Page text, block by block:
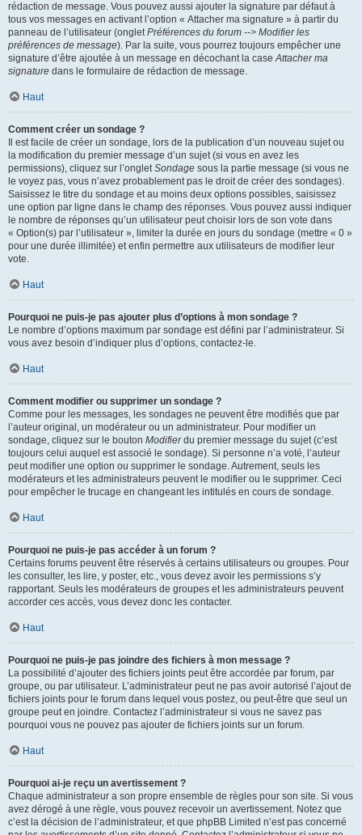
rédaction de message. Vous pouvez aussi ajouter la signature par défaut à
tous vos messages en activant l’option « Attacher ma signature » à partir du
panneau de l’utilisateur (ongletPréférences du forum --> Modifier les
préférences de message). Par la suite, vous pourrez toujours empêcher une
signature d’être ajoutée à un message en décochant la caseAttacher ma
signature dans le formulaire de rédaction de message.
Haut
Comment créer un sondage ?
Il est facile de créer un sondage, lors de la publication d’un nouveau sujet ou
la modification du premier message d’un sujet (si vous en avez les
permissions), cliquez sur l’ongletSondage sous la partie message (si vous ne
le voyez pas, vous n’avez probablement pas le droit de créer des sondages).
Saisissez le titre du sondage et au moins deux options possibles, saisissez
une option par ligne dans le champ des réponses. Vous pouvez aussi indiquer
le nombre de réponses qu’un utilisateur peut choisir lors de son vote dans
« Option(s) par l’utilisateur », limiter la durée en jours du sondage (mettre « 0 »
pour une durée illimitée) et enfin permettre aux utilisateurs de modifier leur
vote.
Haut
Pourquoi ne puis-je pas ajouter plus d’options à mon sondage ?
Le nombre d’options maximum par sondage est défini par l’administrateur. Si
vous avez besoin d’indiquer plus d’options, contactez-le.
Haut
Comment modifier ou supprimer un sondage ?
Comme pour les messages, les sondages ne peuvent être modifiés que par
l’auteur original, un modérateur ou un administrateur. Pour modifier un
sondage, cliquez sur le bouton Modifierdu premier message du sujet (c’est
toujours celui auquel est associé le sondage). Si personne n’a voté, l’auteur
peut modifier une option ou supprimer le sondage. Autrement, seuls les
modérateurs et les administrateurs peuvent le modifier ou le supprimer. Ceci
pour empêcher le trucage en changeant les intitulés en cours de sondage.
Haut
Pourquoi ne puis-je pas accéder à un forum ?
Certains forums peuvent être réservés à certains utilisateurs ou groupes. Pour
les consulter, les lire, y poster, etc., vous devez avoir les permissions s’y
rapportant. Seuls les modérateurs de groupes et les administrateurs peuvent
accorder ces accès, vous devez donc les contacter.
Haut
Pourquoi ne puis-je pas joindre des fichiers à mon message ?
La possibilité d’ajouter des fichiers joints peut être accordée par forum, par
groupe, ou par utilisateur. L’administrateur peut ne pas avoir autorisé l’ajout de
fichiers joints pour le forum dans lequel vous postez, ou peut-être que seul un
groupe peut en joindre. Contactez l’administrateur si vous ne savez pas
pourquoi vous ne pouvez pas ajouter de fichiers joints sur un forum.
Haut
Pourquoi ai-je reçu un avertissement ?
Chaque administrateur a son propre ensemble de règles pour son site. Si vous
avez dérogé à une règle, vous pouvez recevoir un avertissement. Notez que
c’est la décision de l’administrateur, et que phpBB Limited n’est pas concerné